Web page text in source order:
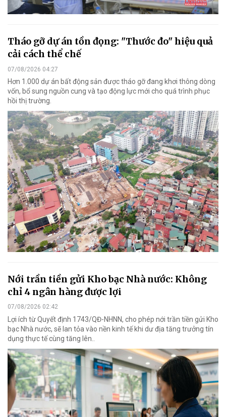
Tháo gỡ dự án tồn đọng: "Thước đo" hiệu quả
cải cách thể chế
07/08/2026 04:27
Hơn 1.000 dự án bất động sản được tháo gỡ đang khơi thông dòng
vốn, bổ sung nguồn cung và tạo động lực mới cho quá trình phục
hồi thị trường.
Nới trần tiền gửi Kho bạc Nhà nước: Không
chỉ 4 ngân hàng được lợi
07/08/2026 02:42
Lợi ích từ Quyết định 1743/QĐ-NHNN, cho phép nới trần tiền gửi Kho
bạc Nhà nước, sẽ lan tỏa vào nền kinh tế khi dư địa tăng trưởng tín
dụng thực tế cùng tăng lên..